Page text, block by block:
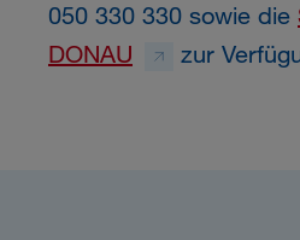
050 330 330 sowie die
DONAU
zur